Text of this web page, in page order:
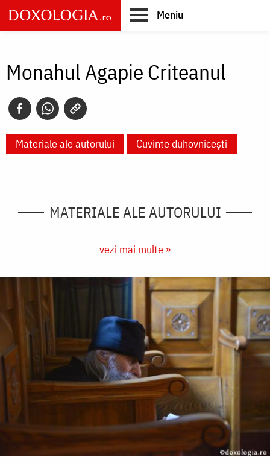
Skip
to
main
Meniu
Monahul Agapie Criteanul
Materiale ale autorului Cuvinte duhovnicești
MATERIALE ALE AUTORULUI
vezi mai multe »